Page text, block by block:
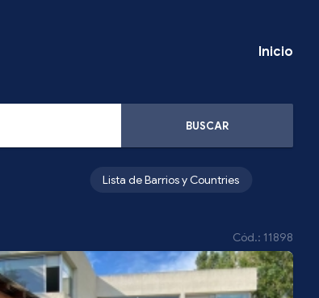
Inicio
BUSCAR
Lista de Barrios y Countries
Cód.: 11898